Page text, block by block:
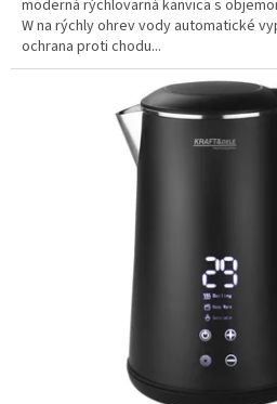
moderná rýchlovarná kanvica s
W na rýchly ohrev vody automatické
ochrana proti chodu...